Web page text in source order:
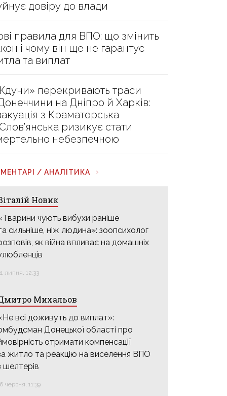
довіру до влади
правила для ВПО: що змінить
і чому він ще не гарантує
та виплат
перекривають траси
на Дніпро й Харків:
з Краматорська
ризикує стати
небезпечною
/ АНАЛІТИКА
Новик
чують вибухи раніше
сильніше, ніж людина»: зоопсихолог
як війна впливає на домашніх
липня, 12:33
Михальов
всі доживуть до виплат»:
Донецької області про
отримати компенсації
житло та реакцію на виселення ВПО
шелтерів
червня, 11:39